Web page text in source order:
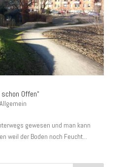
Offen“
Allgemein
gewesen und man kann
weil der Boden noch Feucht...